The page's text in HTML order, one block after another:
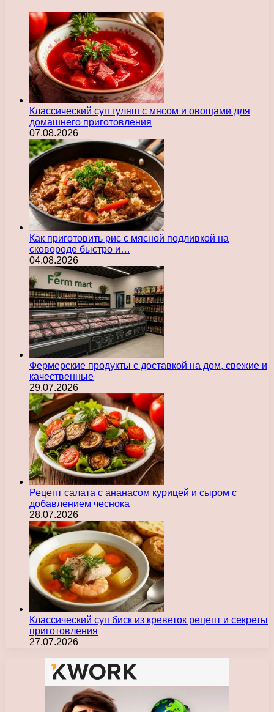
Классический суп гуляш с мясом и овощами для
домашнего приготовления
07.08.2026
Как приготовить рис с мясной подливкой на
сковороде быстро и…
04.08.2026
Фермерские продукты с доставкой на дом, свежие и
качественные
29.07.2026
Рецепт салата с ананасом курицей и сыром с
добавлением чеснока
28.07.2026
Классический суп биск из креветок рецепт и секреты
приготовления
27.07.2026